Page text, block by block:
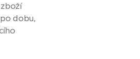
dobu,